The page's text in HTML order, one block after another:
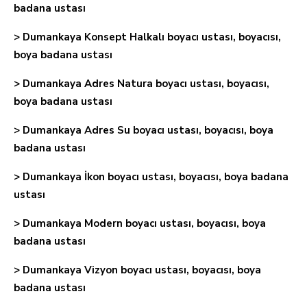
badana ustası
> Dumankaya Konsept Halkalı boyacı ustası, boyacısı,
boya badana ustası
> Dumankaya Adres Natura boyacı ustası, boyacısı,
boya badana ustası
> Dumankaya Adres Su boyacı ustası, boyacısı, boya
badana ustası
> Dumankaya İkon boyacı ustası, boyacısı, boya badana
ustası
> Dumankaya Modern boyacı ustası, boyacısı, boya
badana ustası
> Dumankaya Vizyon boyacı ustası, boyacısı, boya
badana ustası